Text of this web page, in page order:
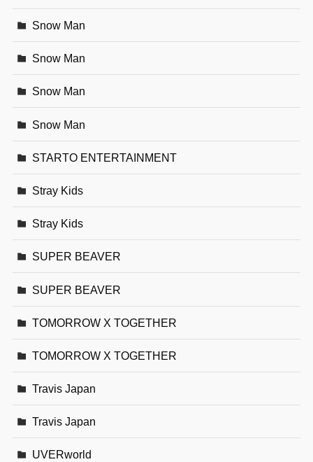
Snow Man
Snow Man
Snow Man
Snow Man
STARTO ENTERTAINMENT
Stray Kids
Stray Kids
SUPER BEAVER
SUPER BEAVER
TOMORROW X TOGETHER
TOMORROW X TOGETHER
Travis Japan
Travis Japan
UVERworld